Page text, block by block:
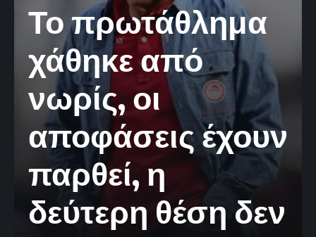
Το πρωτάθλημα
χάθηκε από
νωρίς, οι
αποφάσεις έχουν
παρθεί, η
δεύτερη θέση δεν